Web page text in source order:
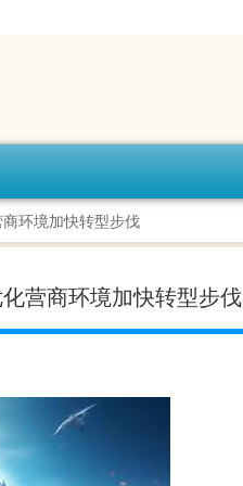
环境加快转型步伐
营商环境加快转型步伐